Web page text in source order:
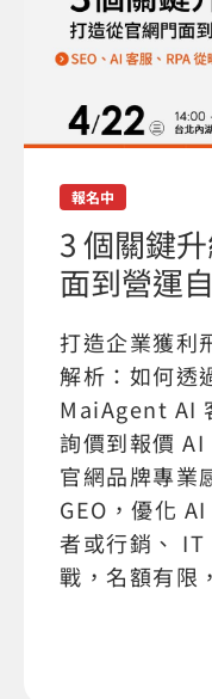
報名中
3 個關鍵
面到營運
打造企業獲利
解析：如何透
MaiAgent AI
詢價到報價
官網品牌專業
GEO，優化
者或行銷、
戰，名額有限